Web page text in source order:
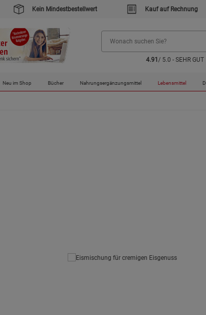
Kein Mindestbestellwert Kauf auf Rechnung
4.91 / 5.0 - SEHR GUT
Neu im Shop Bücher Nahrungsergänzungsmittel Lebensmittel
cremigen Eisgenuss